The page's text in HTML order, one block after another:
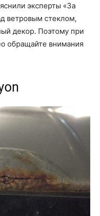
эксперты «За
ветровым стеклом,
декор. Поэтому при
обращайте внимания